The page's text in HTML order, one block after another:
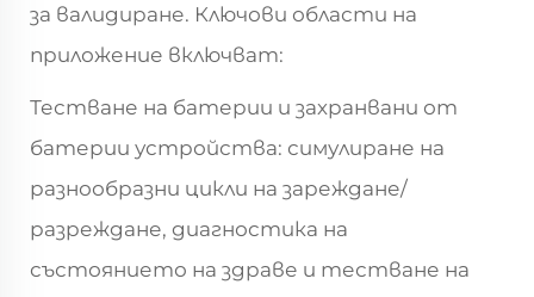
за валидиране. Ключови области на
приложение включват:
Тестване на батерии и захранвани от
батерии устройства: симулиране на
разнообразни цикли на зареждане/
разреждане, диагностика на
състоянието на здраве и тестване на